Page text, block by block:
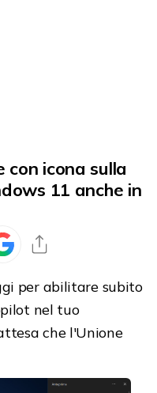
con icona sulla
11 anche in
per abilitare subito
nel tuo
che l'Unione